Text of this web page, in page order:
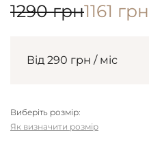
1290грн1161 грн
Від 290 грн / міс
Виберіть розмір:
Як визначити розмір